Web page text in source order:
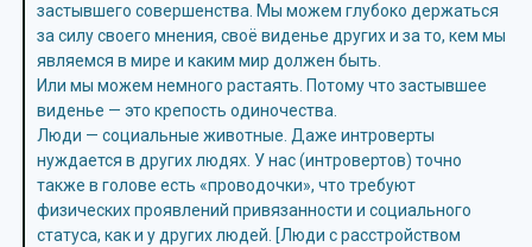
застывшего совершенства. Мы можем глубоко держаться
за силу своего мнения, своё виденье других и за то, кем мы
являемся в мире и каким мир должен быть.
Или мы можем немного растаять. Потому что застывшее
виденье — это крепость одиночества.
Люди — социальные животные. Даже интроверты
нуждается в других людях. У нас (интровертов) точно
также в голове есть «проводочки», что требуют
физических проявлений привязанности и социального
статуса, как и у других людей. [Люди с расстройством